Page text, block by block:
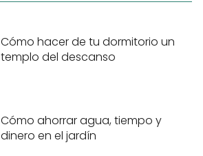
Cómo hacer de tu dormitorio un
templo del descanso
Cómo ahorrar agua, tiempo y
dinero en el jardín